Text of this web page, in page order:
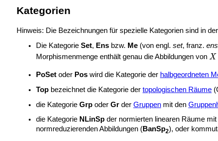
Kategorien
Hinweis: Die Bezeichnungen für spezielle Kategorien sind in
Die Kategorie Set, Ensbzw. Me(von engl. set, franz.
Morphismenmenge enthält genau die Abbildungen von
PoSetoder Poswird die Kategorie der halbgeordneten
Topbezeichnet die Kategorie der topologischen Räume
die Kategorie Grpoder Grder Gruppenmit den
die Kategorie NLinSpder normierten linearen Räume
normreduzierenden Abbildungen (BanSp2), oder